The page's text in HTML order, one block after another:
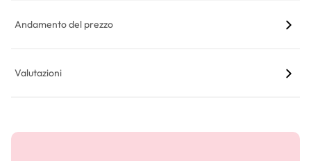
Andamento del prezzo
Valutazioni